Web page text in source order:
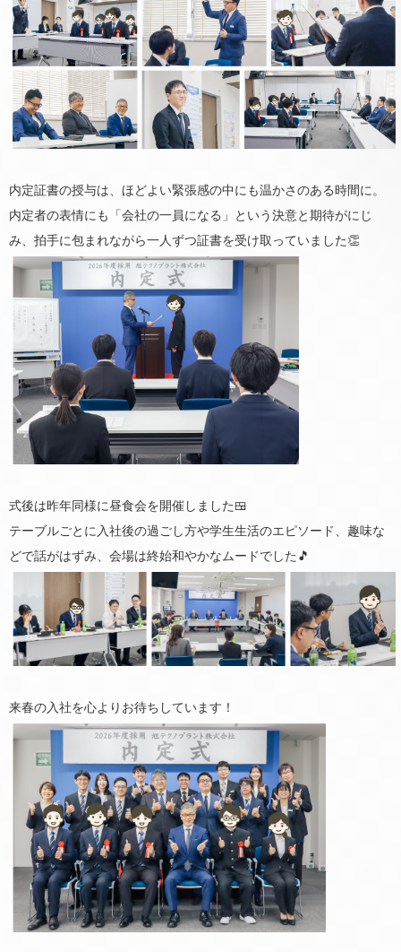
内定証書の授与は、ほどよい緊張感の中にも温かさのある時間に。
内定者の表情にも「会社の一員になる」という決意と期待がにじ
み、拍手に包まれながら一人ずつ証書を受け取っていました👏
式後は昨年同様に昼食会を開催しました🍱
テーブルごとに入社後の過ごし方や学生生活のエピソード、趣味な
どで話がはずみ、会場は終始和やかなムードでした🎵
来春の入社を心よりお待ちしています！